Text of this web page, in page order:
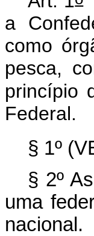
a
como
pesca,
princípio
Federal.
§ 1º
§ 2º
uma
nacional.